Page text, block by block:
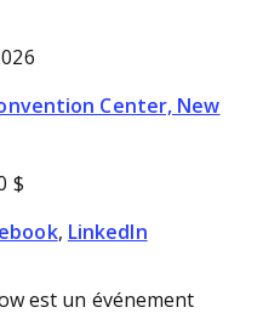
Center, New
$
, LinkedIn
est un événement